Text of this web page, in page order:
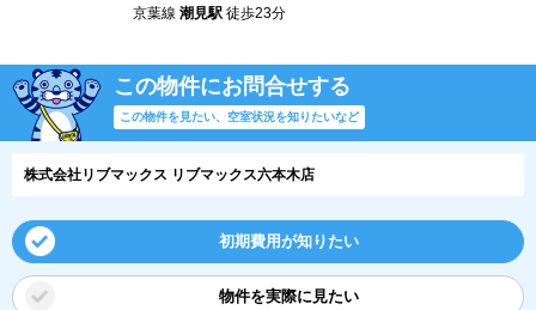
京葉線 潮見駅 徒歩23分
この物件にお問合せする
この物件を見たい、空室状況を知りたいなど
株式会社リブマックス リブマックス六本木店
初期費用が知りたい
物件を実際に見たい